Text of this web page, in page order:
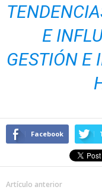
E
GESTIÓN E
Facebook
Artículo anterior